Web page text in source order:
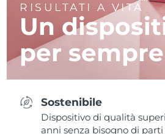
RISULTATI A VITA
Un
per sempre
Sostenibile
Dispositivo di qualità
anni senza bisogno di